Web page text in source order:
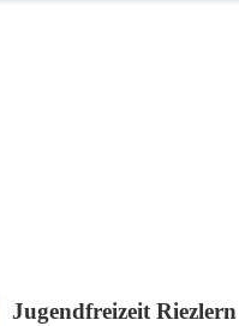
Jugendfreizeit Riezlern